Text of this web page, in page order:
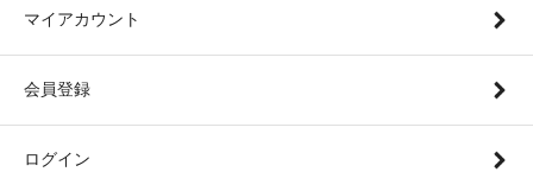
マイアカウント
会員登録
ログイン